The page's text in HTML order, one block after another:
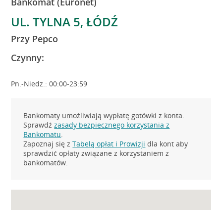
UL. TYLNA 5, ŁÓDŹ
Przy Pepco
Czynny:
Pn.-Niedz.: 00:00-23:59
Bankomaty umożliwiają wypłatę gotówki z konta.
Sprawdźzasady bezpiecznego korzystania z
Bankomatu.
Zapoznaj się zTabelą opłat i Prowizji dla kont aby
sprawdzić opłaty związane z korzystaniem z
bankomatów.